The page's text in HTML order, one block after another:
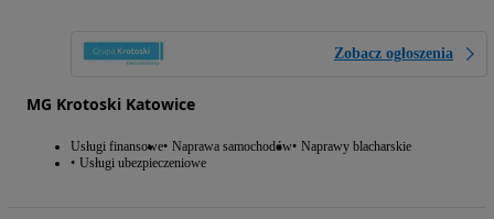
Zobacz ogłoszenia
MG Krotoski Katowice
Usługi finansowe Naprawa samochodów Naprawy blacharskie
Usługi ubezpieczeniowe